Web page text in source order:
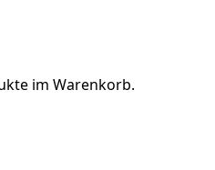
im Warenkorb.